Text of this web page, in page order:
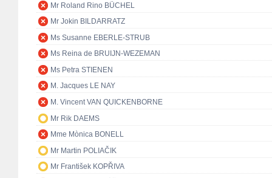
Mr Roland Rino BÜCHEL
Mr Jokin BILDARRATZ
Ms Susanne EBERLE-STRUB
Ms Reina de BRUIJN-WEZEMAN
Ms Petra STIENEN
M. Jacques LE NAY
M. Vincent VAN QUICKENBORNE
Mr Rik DAEMS
Mme Mònica BONELL
Mr Martin POLIAČIK
Mr František KOPŘIVA